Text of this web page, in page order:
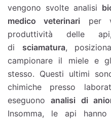
vengono svolte analisi
medico veterinari per
produttività delle
di sciamatura,
campionare il miele e
stesso. Questi ultimi
chimiche presso
eseguonoanalisi di
Insomma, le api